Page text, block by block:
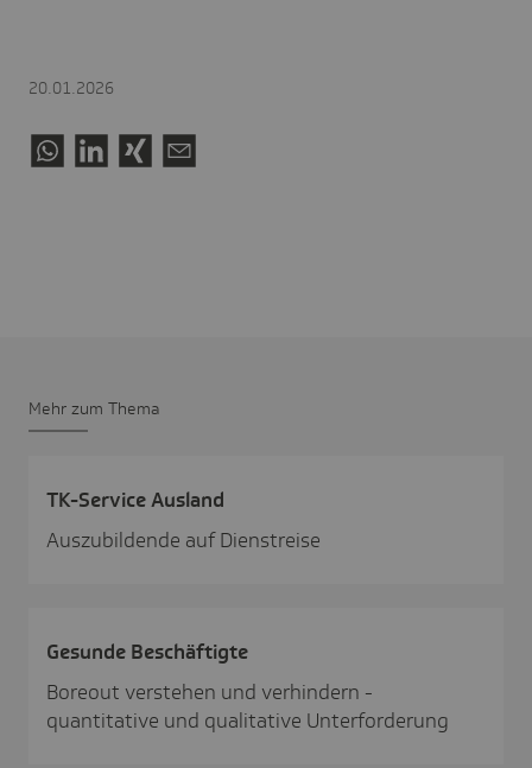
20.01.2026
Mehr zum Thema
TK-Service Ausland
Auszubildende auf Dienstreise
Gesunde Beschäf­tigte
Boreout verstehen und verhindern -
quantitative und qualitative Unterforderung